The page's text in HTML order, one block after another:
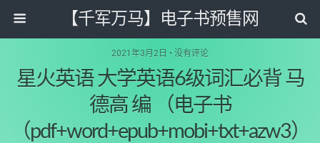
【千军万马】电子书预售网
2021年3月2日 • 没有评论
星火英语 大学英语6级词汇必背 马
德高 编 （电子书
（pdf+word+epub+mobi+txt+azw3）